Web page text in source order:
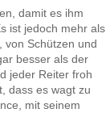
damit es ihm
ist jedoch mehr als
von Schützen und
besser als der
jeder Reiter froh
dass es wagt zu
mit seinem